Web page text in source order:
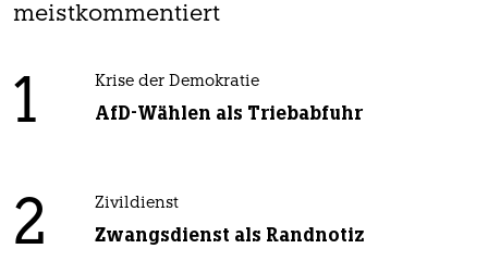
meistkommentiert
1 Krise der Demokratie
AfD-Wählen als Triebabfuhr
2 Zivildienst
Zwangsdienst als Randnotiz